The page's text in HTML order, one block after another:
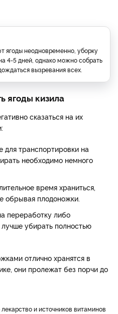
ягоды неодновременно, уборку
4-5 дней, однако можно собрать
вызревания всех.
ягоды кизила
сказаться на их
для транспортировки на
необходимо немного
время храниться,
обрывая плодоножки.
переработку либо
убирать полностью
отлично хранятся в
они пролежат без порчи до
и источников витаминов